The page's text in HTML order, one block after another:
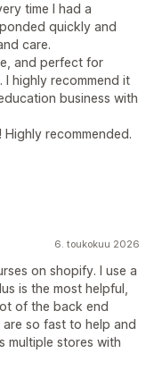
time I had a
quickly and
care.
and perfect for
I highly recommend it
business with
recommended.
6. toukokuu 2026
on shopify. I use a
is the most helpful,
of the back end
so fast to help and
multiple stores with